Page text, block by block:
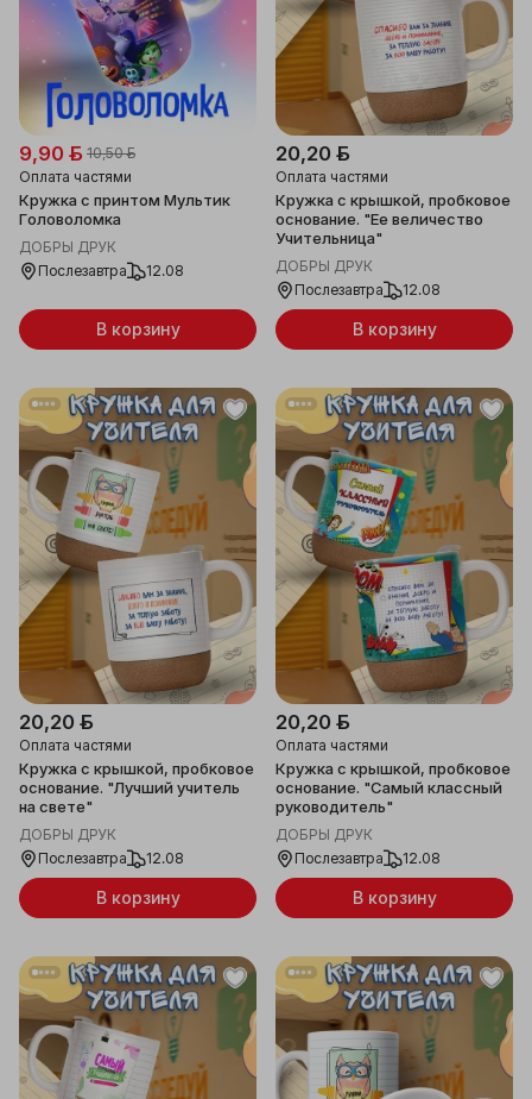
9,90 ƃ 10,50 ƃ
Оплата частями
Кружка с принтом Мультик
Головоломка
ДОБРЫ ДРУК
Послезавтра
12.08
В корзину
20,20 ƃ
Оплата частями
Кружка с крышкой, пробковое
основание. "Ее величество
Учительница"
ДОБРЫ ДРУК
Послезавтра
12.08
В корзину
20,20 ƃ
Оплата частями
Кружка с крышкой, пробковое
основание. "Лучший учитель
на свете"
ДОБРЫ ДРУК
Послезавтра
12.08
В корзину
20,20 ƃ
Оплата частями
Кружка с крышкой, пробковое
основание. "Самый классный
руководитель"
ДОБРЫ ДРУК
Послезавтра
12.08
В корзину